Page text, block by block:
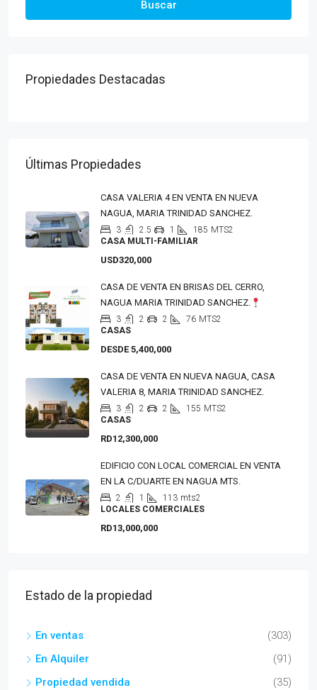
Buscar
Propiedades Destacadas
Últimas Propiedades
CASA VALERIA 4 EN VENTA EN NUEVA
NAGUA, MARIA TRINIDAD SANCHEZ.
3 2.5 1 185 MTS2
CASA MULTI-FAMILIAR
USD320,000
CASA DE VENTA EN BRISAS DEL CERRO,
NAGUA MARIA TRINIDAD SANCHEZ.
3 2 2 76 MTS2
CASAS
DESDE 5,400,000
CASA DE VENTA EN NUEVA NAGUA, CASA
VALERIA 8, MARIA TRINIDAD SANCHEZ.
3 2 2 155 MTS2
CASAS
RD12,300,000
EDIFICIO CON LOCAL COMERCIAL EN VENTA
EN LA C/DUARTE EN NAGUA MTS.
2 1 113 mts2
LOCALES COMERCIALES
RD13,000,000
Estado de la propiedad
En ventas
(303)
En Alquiler
(91)
Propiedad vendida
(35)